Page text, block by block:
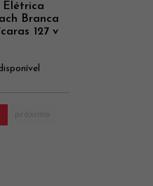
Branca
127 v